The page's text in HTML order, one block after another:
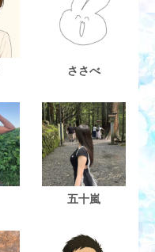
ささべ
五十嵐